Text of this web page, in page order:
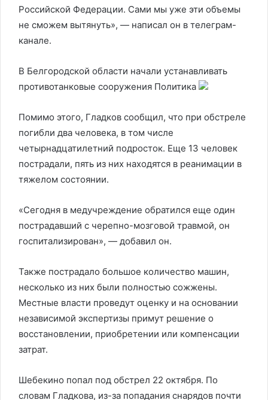
Российской Федерации. Сами мы уже эти объемы
не сможем вытянуть», — написал он в телеграм-
канале.
В Белгородской области начали устанавливать
противотанковые сооружения Политика
Помимо этого, Гладков сообщил, что при обстреле
погибли два человека, в том числе
четырнадцатилетний подросток. Еще 13 человек
пострадали, пять из них находятся в реанимации в
тяжелом состоянии.
«Сегодня в медучреждение обратился еще один
пострадавший с черепно-мозговой травмой, он
госпитализирован», — добавил он.
Также пострадало большое количество машин,
несколько из них были полностью сожжены.
Местные власти проведут оценку и на основании
независимой экспертизы примут решение о
восстановлении, приобретении или компенсации
затрат.
Шебекино попал под обстрел 22 октября. По
словам Гладкова, из-за попадания снарядов почти